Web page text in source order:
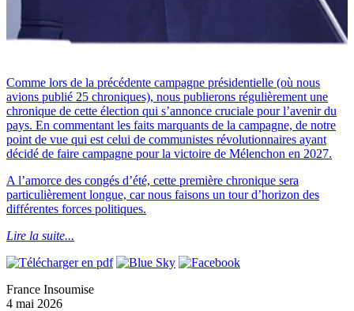
Comme lors de la précédente campagne présidentielle (où nous
avions publié 25 chroniques), nous publierons régulièrement une
chronique de cette élection qui s’annonce cruciale pour l’avenir du
pays. En commentant les faits marquants de la campagne, de notre
point de vue qui est celui de communistes révolutionnaires ayant
décidé de faire campagne pour la victoire de Mélenchon en 2027.
A l’amorce des congés d’été, cette première chronique sera
particulièrement longue, car nous faisons un tour d’horizon des
différentes forces politiques.
Lire la suite...
France Insoumise
4 mai 2026